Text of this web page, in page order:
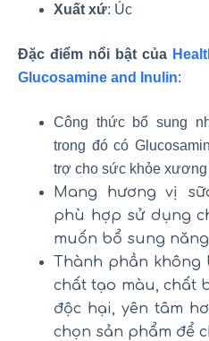
Xuất xứ: Úc
Đặc điểm nổi bật của
Glucosamine and Inulin:
Công thức bổ sung
trong đó có
trợ cho sức khỏe
Mang hương vị
phù hợp sử dụng
muốn bổ sung
Thành phần không
chất tạo màu, chất
độc hại, yên tâm
chọn sản phẩm để